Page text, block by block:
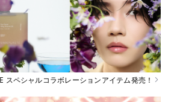
スペシャルコラボレーションアイテム発売！